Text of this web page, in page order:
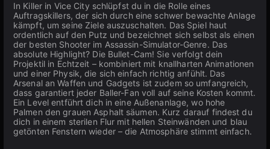
In Killer in Vice City schlüpfst du in die Rolle eines
Auftragskillers, der sich durch eine schwer bewachte Anlage
kämpft, um seine Ziele auszuschalten. Das Spiel haut
ordentlich auf den Putz und bezeichnet sich selbst als einen
der besten Shooter im Assassin-Simulator-Genre. Das
absolute Highlight? Die Bullet-Cam! Sie verfolgt dein
Projektil in Echtzeit – kombiniert mit knallharten Animationen
und einer Physik, die sich einfach richtig anfühlt. Das
Arsenal an Waffen und Gadgets ist zudem so umfangreich,
dass garantiert jeder Baller-Fan voll auf seine Kosten kommt.
Ein Level entführt dich in eine Außenanlage, wo hohe
Palmen den grauen Asphalt säumen. Kurz darauf findest du
dich in einem sterilen Flur mit hellen Steinwänden und blau
getönten Fenstern wieder – die Atmosphäre stimmt einfach.